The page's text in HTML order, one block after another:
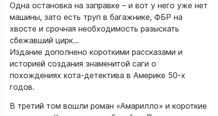
Одна остановка на заправке – и вот у него уже нет
машины, зато есть труп в багажнике, ФБР на
хвосте и срочная необходимость разыскать
сбежавший цирк…
Издание дополнено короткими рассказами и
историей создания знаменитой саги о
похождениях кота-детектива в Америке 50-х
годов.
В третий том вошли роман «Амарилло» и короткие